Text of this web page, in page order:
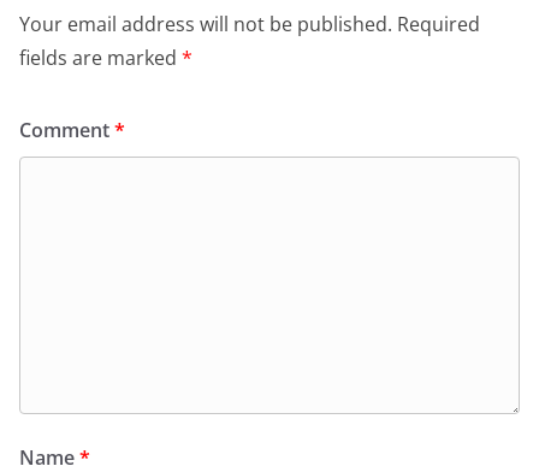
Your email address will not be published. Required
fields are marked *
Comment*
Name*